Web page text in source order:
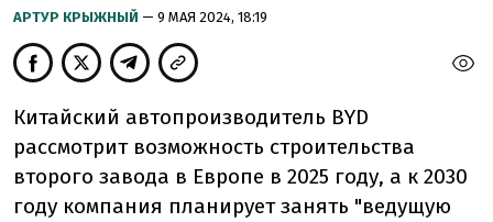
АРТУР КРЫЖНЫЙ — 9 МАЯ 2024, 18:19
Китайский автопроизводитель BYD
рассмотрит возможность строительства
второго завода в Европе в 2025 году, а к 2030
году компания планирует занять "ведущую